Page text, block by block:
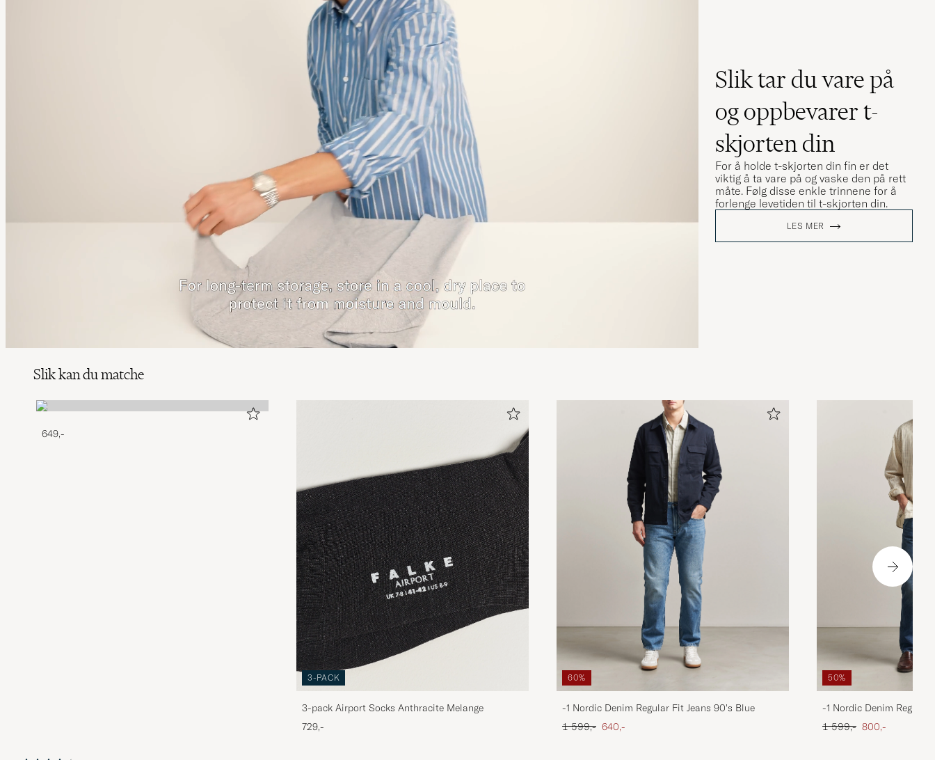
Slik tar du vare på
og oppbevarer t-
skjorten din
For å holde t-skjorten din fin er det
viktig å ta vare på og vaske den på rett
måte. Følg disse enkle trinnene for å
forlenge levetiden til t-skjorten din.
LES MER
Slik kan du matche
649,-
3-PACK
3-pack Airport Socks Anthracite Melange
729,-
60%
-1 Nordic Denim Regular Fit Jeans 90's Blue
Ordinær pris
1 599,- Nedsatt pris
640,-
50%
-1 Nordic Denim Regular
Ordinær pris
1 599,- Nedsatt pris
800,-